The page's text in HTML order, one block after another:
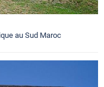
au Sud Maroc